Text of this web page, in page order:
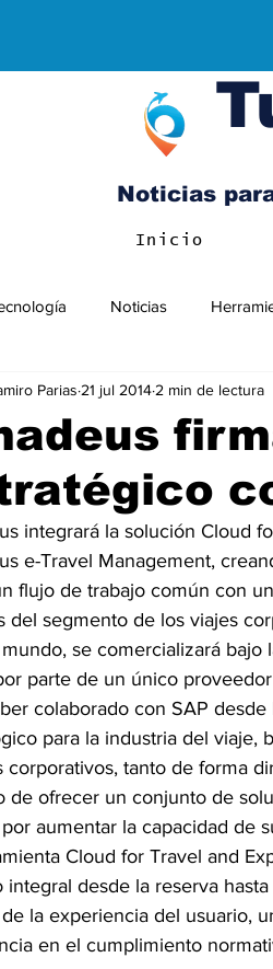
Noticias
Inicio
Noticias
Parias 21 jul 2014 2 min de lectura
integrará la solución Cloud
e-Travel Management,
flujo de trabajo común con
del segmento de los viajes
se comercializará bajo
parte de un único
colaborado con SAP
para la industria del viaje,
corporativos, tanto de forma
de ofrecer un conjunto de
aumentar la capacidad de
Cloud for Travel and
integral desde la reserva
la experiencia del usuario,
en el cumplimiento